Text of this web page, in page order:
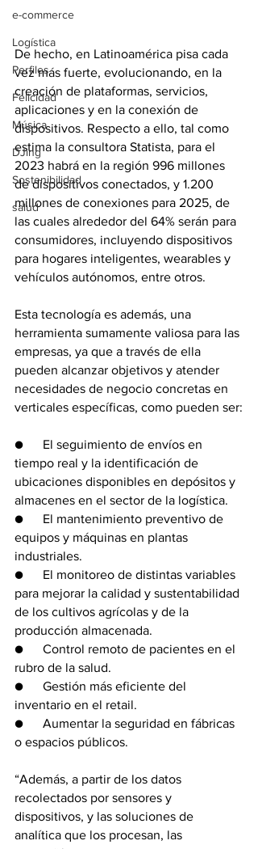
e-commerce
Logística
Perfiles
Felicidad
Música
DJing
Sostenibilidad
salud
De hecho, en Latinoamérica pisa cada
vez más fuerte, evolucionando, en la
creación de plataformas, servicios,
aplicaciones y en la conexión de
dispositivos. Respecto a ello, tal como
estima la consultora Statista, para el
2023 habrá en la región 996 millones
de dispositivos conectados, y 1.200
millones de conexiones para 2025, de
las cuales alrededor del 64% serán para
consumidores, incluyendo dispositivos
para hogares inteligentes, wearables y
vehículos autónomos, entre otros.
Esta tecnología es además, una
herramienta sumamente valiosa para las
empresas, ya que a través de ella
pueden alcanzar objetivos y atender
necesidades de negocio concretas en
verticales específicas, como pueden ser:
●      El seguimiento de envíos en
tiempo real y la identificación de
ubicaciones disponibles en depósitos y
almacenes en el sector de la logística.
●      El mantenimiento preventivo de
equipos y máquinas en plantas
industriales.
●      El monitoreo de distintas variables
para mejorar la calidad y sustentabilidad
de los cultivos agrícolas y de la
producción almacenada.
●      Control remoto de pacientes en el
rubro de la salud.
●      Gestión más eficiente del
inventario en el retail.
●      Aumentar la seguridad en fábricas
o espacios públicos.
“Además, a partir de los datos
recolectados por sensores y
dispositivos, y las soluciones de
analítica que los procesan, las